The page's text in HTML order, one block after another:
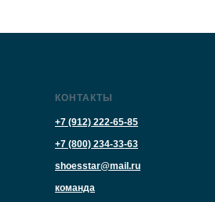
КОНТАКТЫ
+7 (912) 222-65-85
+7 (800) 234-33-63
shoesstar@mail.ru
команда